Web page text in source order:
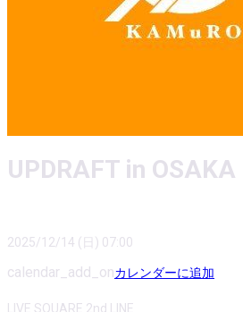
UPDRAFT in OSAKA
2025/12/14 (日) 07:00
calendar_add_onカレンダーに追加
LIVE SQUARE 2nd LINE